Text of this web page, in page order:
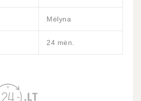
Mėlyna
24 mėn.